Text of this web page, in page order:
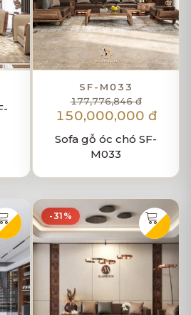
SF-M033
177,776,846 đ
150,000,000 đ
Sofa gỗ óc chó SF-
M033
-31%